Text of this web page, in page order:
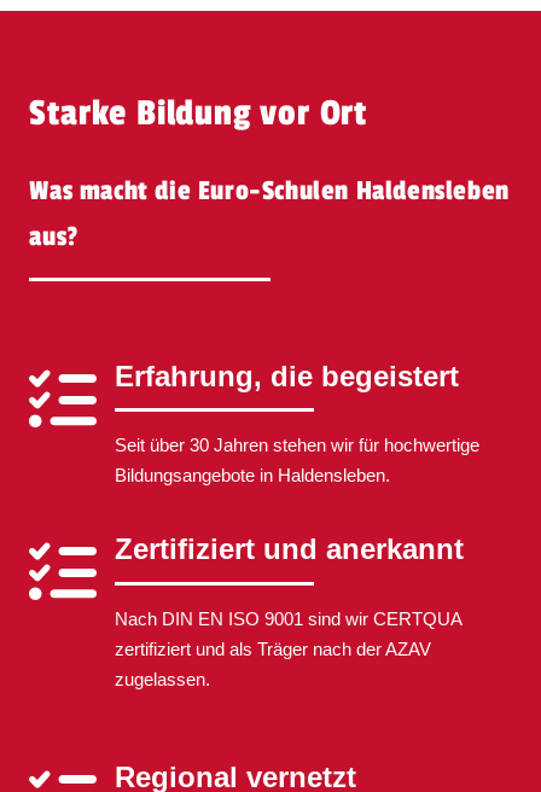
Starke Bildung vor Ort
Was macht die Euro-Schulen Haldensleben
aus?
Erfahrung, die begeistert
Seit über 30 Jahren stehen wir für hochwertige
Bildungsangebote in Haldensleben.
Zertifiziert und anerkannt
Nach DIN EN ISO 9001 sind wir CERTQUA
zertifiziert und als Träger nach der AZAV
zugelassen.
Regional vernetzt